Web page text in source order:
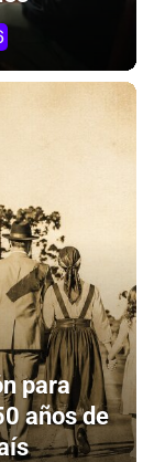
para
años de